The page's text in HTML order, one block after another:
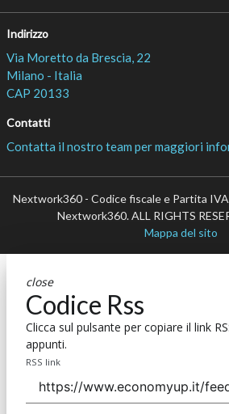
Indirizzo
Via Moretto da Brescia, 22
Milano - Italia
CAP 20133
Contatti
Contatta il nostro team per maggiori
Nextwork360 - Codice fiscale e Partita
Nextwork360. ALL RIGHTS
Mappa del sito
close
Codice Rss
Clicca sul pulsante per copiare il link
appunti.
RSS link